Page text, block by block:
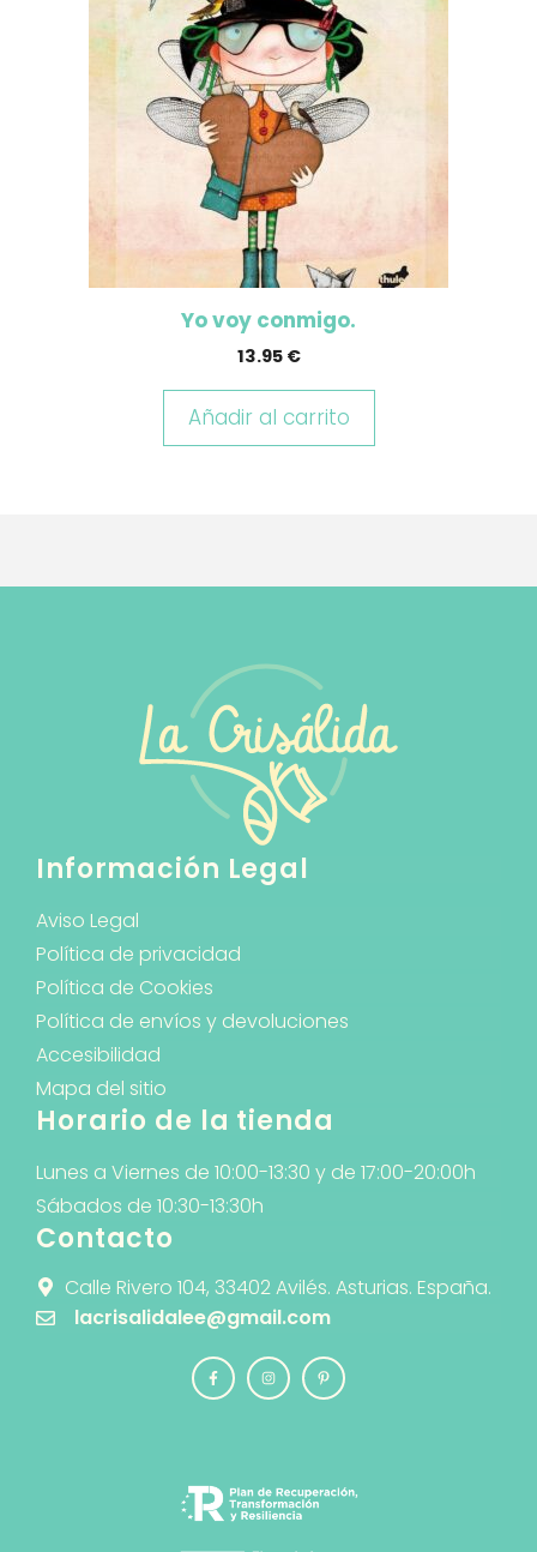
Yo voy conmigo.
13.95 €
Añadir al carrito
Información Legal
Aviso Legal
Política de privacidad
Política de Cookies
Política de envíos y devoluciones
Accesibilidad
Mapa del sitio
Horario de la tienda
Lunes a Viernes de 10:00-13:30 y de 17:00-20:00h
Sábados de 10:30-13:30h
Contacto
Calle Rivero 104, 33402 Avilés. Asturias. España.
lacrisalidalee@gmail.com